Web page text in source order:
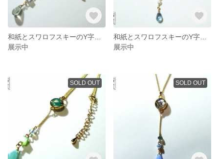
展示中
展示中
SOLD OUT SOLD OUT